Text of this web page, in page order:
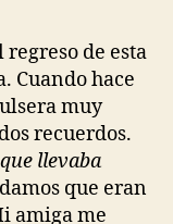
de esta
Cuando hace
muy
recuerdos.
llevaba
que eran
amiga me